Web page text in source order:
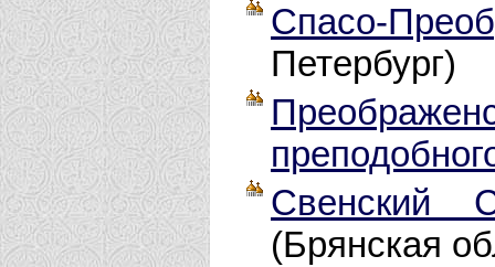
Спасо-
Петербург)
Свенский
(Брянская